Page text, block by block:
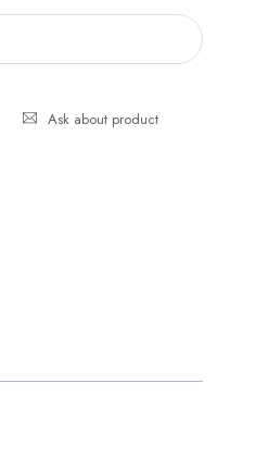
Ask about product